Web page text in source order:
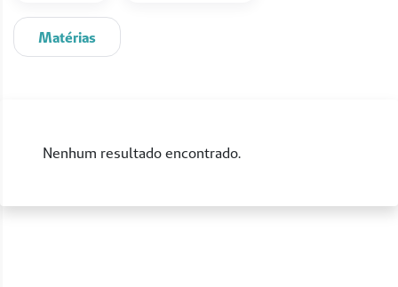
Matérias
Nenhum resultado encontrado.